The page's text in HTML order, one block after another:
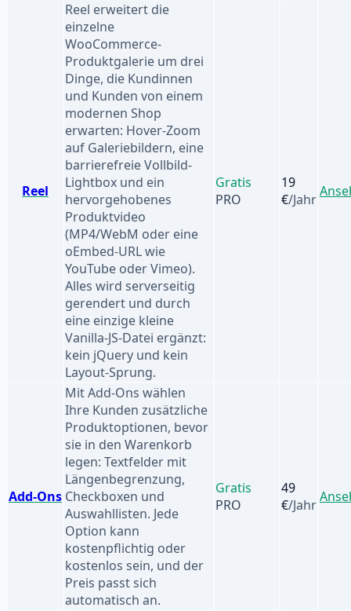
Reel
Reel erweitert die
einzelne
WooCommerce-
Produktgalerie um drei
Dinge, die Kundinnen
und Kunden von einem
modernen Shop
erwarten: Hover-Zoom
auf Galeriebildern, eine
barrierefreie Vollbild-
Lightbox und ein
hervorgehobenes
Produktvideo
(MP4/WebM oder eine
oEmbed-URL wie
YouTube oder Vimeo).
Alles wird serverseitig
gerendert und durch
eine einzige kleine
Vanilla-JS-Datei ergänzt:
kein jQuery und kein
Layout-Sprung.
Gratis
PRO
19
€/Jahr
Add-Ons
Mit Add-Ons wählen
Ihre Kunden zusätzliche
Produktoptionen, bevor
sie in den Warenkorb
legen: Textfelder mit
Längenbegrenzung,
Checkboxen und
Auswahllisten. Jede
Option kann
kostenpflichtig oder
kostenlos sein, und der
Preis passt sich
automatisch an.
Gratis
PRO
49
€/Jahr